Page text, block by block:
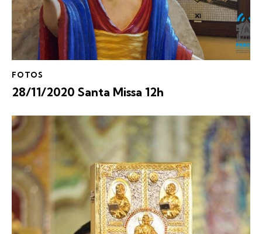
FOTOS
28/11/2020 Santa Missa 12h